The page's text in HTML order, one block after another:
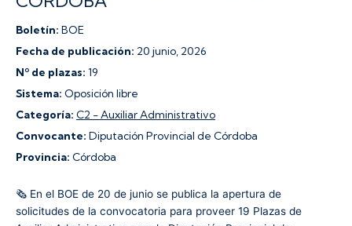
Boletín: BOE
Fecha de publicación: 20 junio, 2026
Nº de plazas: 19
Sistema: Oposición libre
Categoría: C2 - Auxiliar Administrativo
Convocante: Diputación Provincial de Córdoba
Provincia: Córdoba
🗞️ En el BOE de 20 de junio se publica la apertura de
solicitudes de la convocatoria para proveer 19 Plazas de